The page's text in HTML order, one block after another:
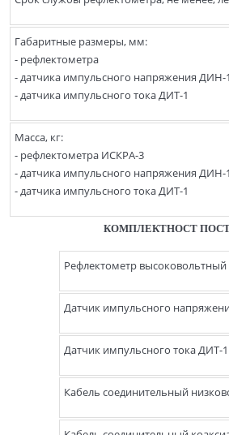
Габаритные размеры, мм:
- рефлектометра
- датчика импульсного напряжения ДИН-1
- датчика импульсного тока ДИТ-1
Масса, кг:
- рефлектометра ИСКРА-3
- датчика импульсного напряжения ДИН-1
- датчика импульсного тока ДИТ-1
КОМПЛЕКТНОСТ
Рефлектометр
Датчик импульсного
Датчик импульсного тока ДИТ-1
Кабель соединительный